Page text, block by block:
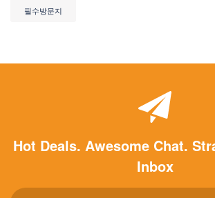
필수방문지
Hot Deals. Awesome Chat.
Inbox